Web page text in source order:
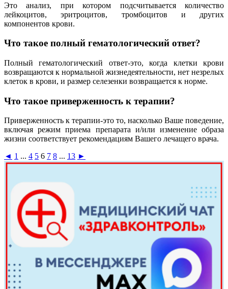
Это анализ, при котором подсчитывается количество
лейкоцитов, эритроцитов, тромбоцитов и других
компонентов крови.
Что такое полный гематологический ответ?
Полный гематологический ответ-это, когда клетки крови
возвращаются к нормальной жизнедеятельности, нет незрелых
клеток в крови, и размер селезенки возвращается к норме.
Что такое приверженность к терапии?
Приверженность к терапии-это то, насколько Ваше поведение,
включая режим приема препарата и/или изменение образа
жизни соответствует рекомендациям Вашего лечащего врача.
◄ 1 ... 4 5 6 7 8 ... 13 ►